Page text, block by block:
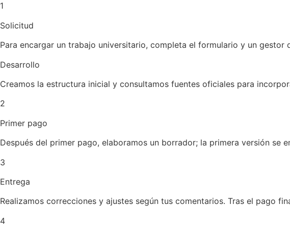
1
Solicitud
Para encargar un trabajo universitario, completa el formulario y un
Desarrollo
Creamos la estructura inicial y consultamos fuentes oficiales para
2
Primer pago
Después del primer pago, elaboramos un borrador; la primera versión se
3
Entrega
Realizamos correcciones y ajustes según tus comentarios. Tras el pago
4